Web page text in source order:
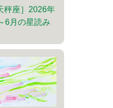
秤座］2026年
6月の星読み